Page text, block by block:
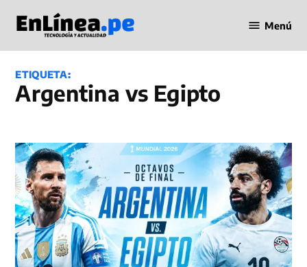
contenido
en Línea
Menú
ETIQUETA:
Argentina vs Egipto